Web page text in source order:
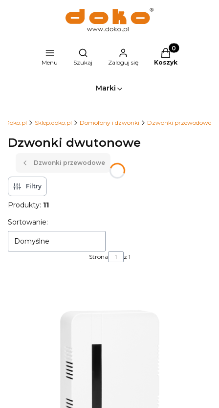
Menu
Otwórz wyszukiwarkę
Szukaj Zaloguj się
Produkty w
Koszyk
Marki
Doko.pl Sklep.doko.pl Domofony i dzwonki Dzwonki przewodowe
Dzwonki dwutonowe
Dzwonki przewodowe
Filtry
Produkty: 11
Lista produktów
Sortowanie:
Domyślne
Strona z 1